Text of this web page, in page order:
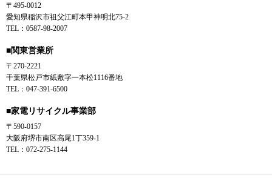
〒495-0012
愛知県稲沢市祖父江町本甲神明北75-2
TEL：0587-98-2007
■関東営業所
〒270-2221
千葉県松戸市紙敷字一本松1116番地
TEL：047-391-6500
■家電リサイクル事業部
〒590-0157
大阪府堺市南区高尾1丁359-1
TEL：072-275-1144